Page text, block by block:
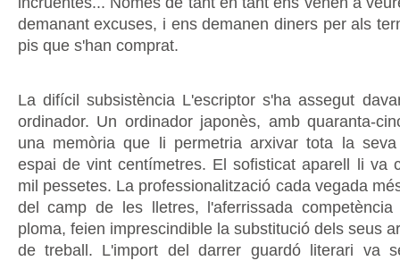
demanant excuses, i ens demanen diners per als
pis que s'han comprat.
La difícil subsistència L'escriptor s'ha assegut
ordinador. Un ordinador japonès, amb quaranta-
una memòria que li permetria arxivar tota la
espai de vint centímetres. El sofisticat aparell li va
mil pessetes. La professionalització cada vegada
del camp de les lletres, l'aferrissada
ploma, feien imprescindible la substitució dels seus
de treball. L'import del darrer guardó literari va